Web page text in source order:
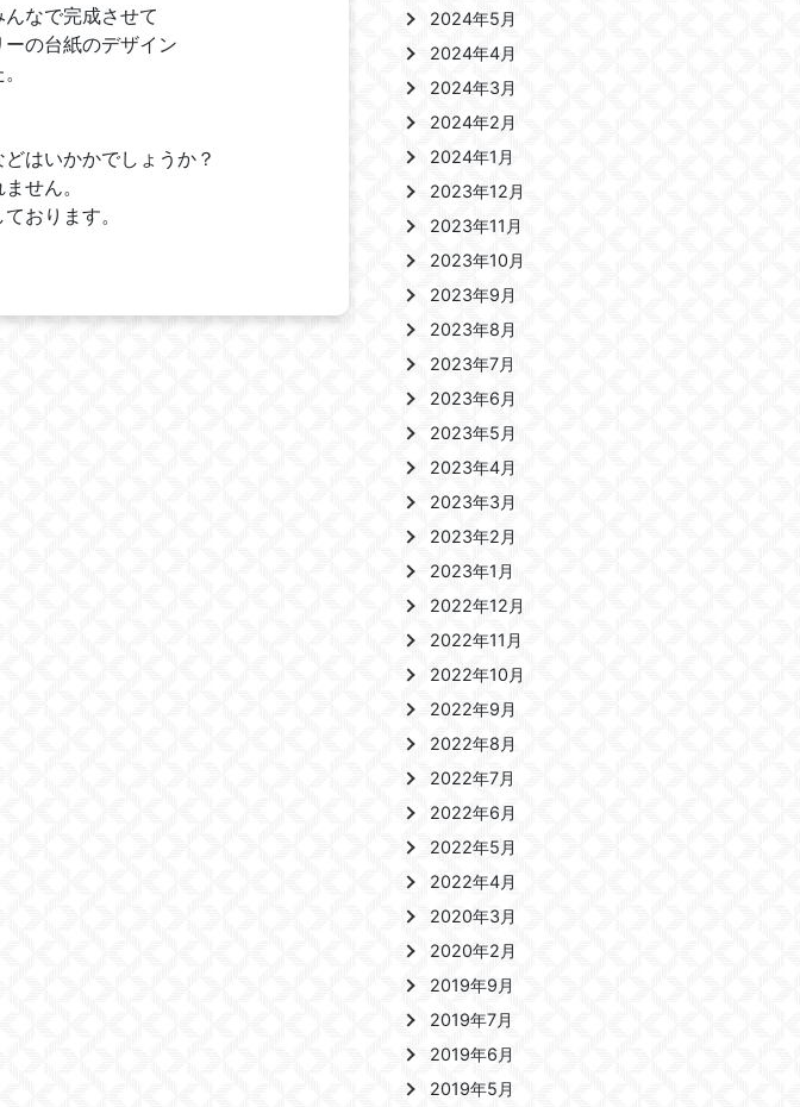
なで完成させて
の台紙のデザイン
はいかかでしょうか？
せん。
おります。
2024年5月
2024年4月
2024年3月
2024年2月
2024年1月
2023年12月
2023年11月
2023年10月
2023年9月
2023年8月
2023年7月
2023年6月
2023年5月
2023年4月
2023年3月
2023年2月
2023年1月
2022年12月
2022年11月
2022年10月
2022年9月
2022年8月
2022年7月
2022年6月
2022年5月
2022年4月
2020年3月
2020年2月
2019年9月
2019年7月
2019年6月
2019年5月